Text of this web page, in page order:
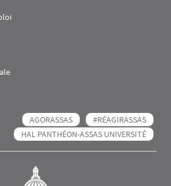
AGORASSAS
#RÉAGIRASSAS
HAL PANTHÉON-ASSAS UNIVERSITÉ